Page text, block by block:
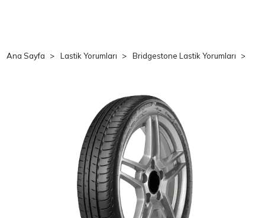
Ana Sayfa Lastik Yorumları Bridgestone Lastik Yorumları